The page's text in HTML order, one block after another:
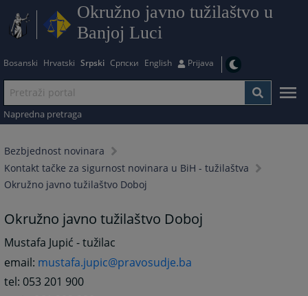
Okružno javno tužilaštvo u
Banjoj Luci
Bosanski Hrvatski Srpski Српски English Prijava
Napredna pretraga
Bezbjednost novinara
Kontakt tačke za sigurnost novinara u BiH - tužilaštva
Okružno javno tužilaštvo Doboj
Okružno javno tužilaštvo Doboj
Mustafa Jupić - tužilac
email: mustafa.jupic@pravosudje.ba
tel: 053 201 900